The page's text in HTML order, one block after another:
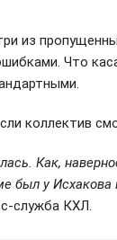
из
Что
коллектив
Как,
был у
служба КХЛ.